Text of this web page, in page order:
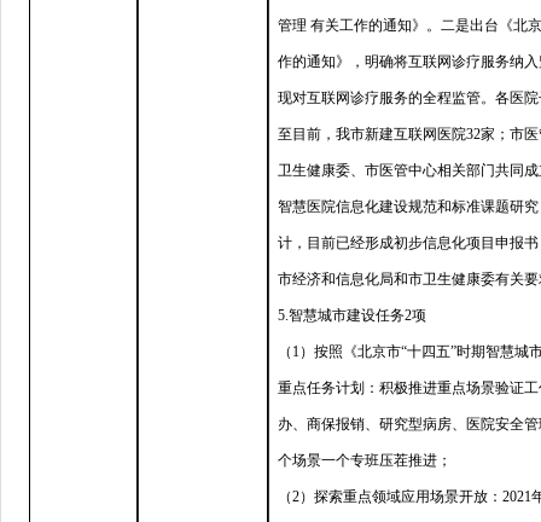
管理 有关工作的通知》。二是出台《北
作的通知》，明确将互联网诊疗服务纳
现对互联网诊疗服务的全程监管。各医
至目前，我市新建互联网医院32家；市
卫生健康委、市医管中心相关部门共同
智慧医院信息化建设规范和标准课题研
计，目前已经形成初步信息化项目申报
市经济和信息化局和市卫生健康委有关
5.智慧城市建设任务2项
（1）按照《北京市“十四五”时期智慧城
重点任务计划：积极推进重点场景验证
办、商保报销、研究型病房、医院安全
个场景一个专班压茬推进；
（2）探索重点领域应用场景开放：